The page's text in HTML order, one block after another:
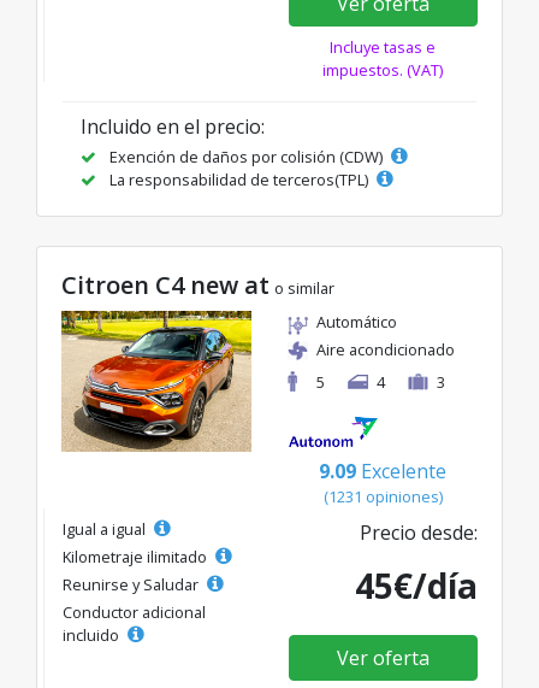
Incluye tasas e
impuestos. (VAT)
Incluido en el precio:
Exención de daños por colisión (CDW)
La responsabilidad de terceros(TPL)
Citroen C4 new at o similar
Automático
Aire acondicionado
5
4 3
9.09 Excelente
(1231 opiniones)
Igual a igual
Kilometraje ilimitado
Reunirse y Saludar
Conductor adicional
incluido
Precio desde:
45€/día
Ver oferta